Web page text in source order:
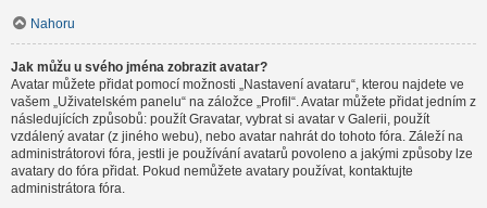
Nahoru
Jak můžu u svého jména zobrazit avatar?
Avatar můžete přidat pomocí možnosti „Nastavení avataru“, kterou najdete ve
vašem „Uživatelském panelu“ na záložce „Profil“. Avatar můžete přidat jedním z
následujících způsobů: použít Gravatar, vybrat si avatar v Galerii, použít
vzdálený avatar (z jiného webu), nebo avatar nahrát do tohoto fóra. Záleží na
administrátorovi fóra, jestli je používání avatarů povoleno a jakými způsoby lze
avatary do fóra přidat. Pokud nemůžete avatary používat, kontaktujte
administrátora fóra.